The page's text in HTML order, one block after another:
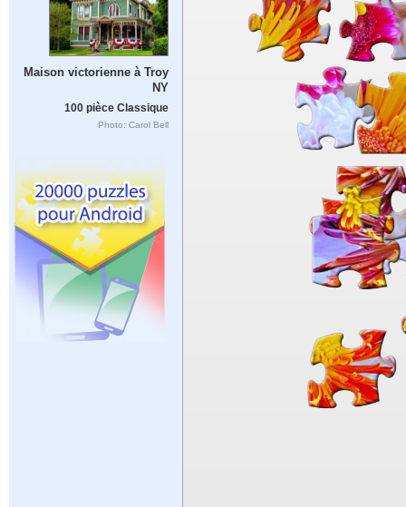
Maison victorienne à Troy
NY
100 pièce Classique
Photo: Carol Bell